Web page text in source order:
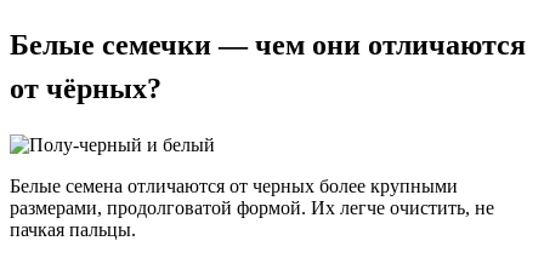
Белые семечки — чем они отличаются
от чёрных?
Белые семена отличаются от черных более крупными
размерами, продолговатой формой. Их легче очистить, не
пачкая пальцы.